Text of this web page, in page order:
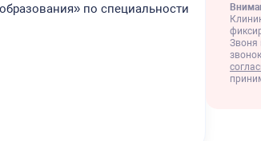
по специальности
Звоня